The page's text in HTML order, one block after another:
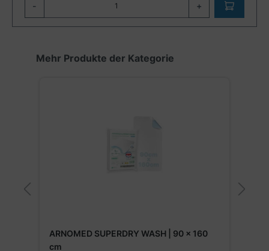
- +
Produktgalerie überspringen
Mehr Produkte der Kategorie
ARNOMED SUPERDRY WASH | 90 x 160
cm